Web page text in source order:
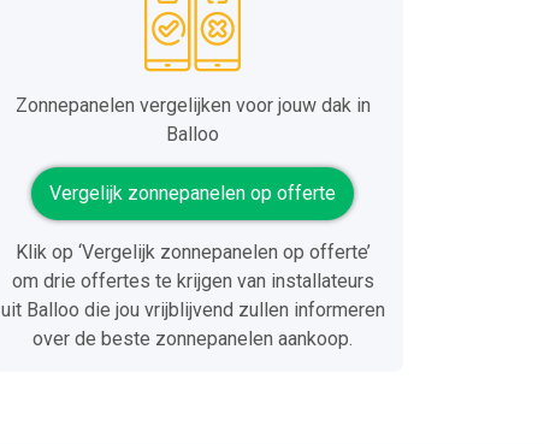
Zonnepanelen vergelijken voor jouw dak in
Balloo
Vergelijk zonnepanelen op offerte
Klik op ‘Vergelijk zonnepanelen op offerte’
om drie offertes te krijgen van installateurs
uit Balloo die jou vrijblijvend zullen informeren
over de beste zonnepanelen aankoop.